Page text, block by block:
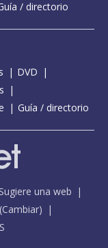
/ directorio
DVD
Guía / directorio
Sugiere una web
(Cambiar)